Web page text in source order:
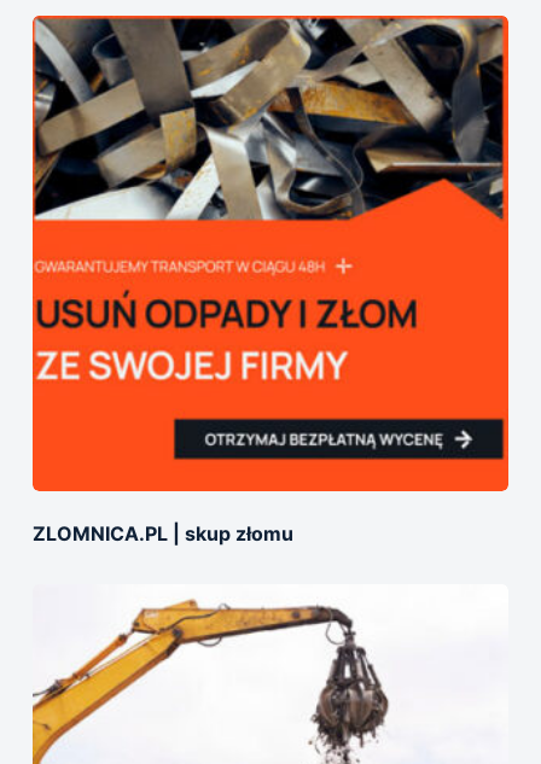
ZLOMNICA.PL | skup złomu